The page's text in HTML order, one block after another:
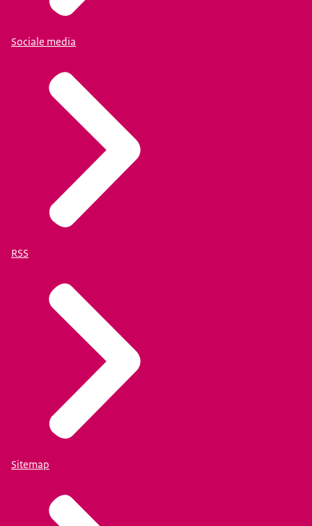
Sociale media
RSS
Sitemap